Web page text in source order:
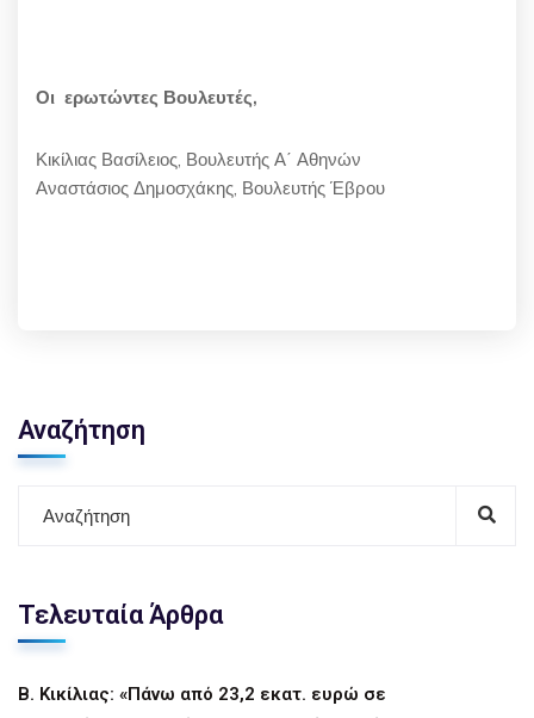
Οι ερωτώντες Βουλευτές,
Κικίλιας Βασίλειος, Βουλευτής Α΄ Αθηνών
Αναστάσιος Δημοσχάκης, Βουλευτής Έβρου
Αναζήτηση
Τελευταία Άρθρα
Β. Κικίλιας: «Πάνω από 23,2 εκατ. ευρώ σε